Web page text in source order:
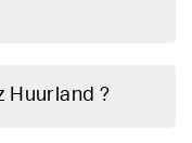
Huurland ?